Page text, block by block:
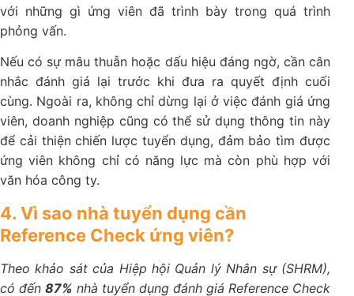
với những gì ứng viên đã trình bày trong quá trình
phỏng vấn.
Nếu có sự mâu thuẫn hoặc dấu hiệu đáng ngờ, cần cân
nhắc đánh giá lại trước khi đưa ra quyết định cuối
cùng. Ngoài ra, không chỉ dừng lại ở việc đánh giá ứng
viên, doanh nghiệp cũng có thể sử dụng thông tin này
để cải thiện chiến lược tuyển dụng, đảm bảo tìm được
ứng viên không chỉ có năng lực mà còn phù hợp với
văn hóa công ty.
4. Vì sao nhà tuyển dụng cần
Reference Check ứng viên?
Theo khảo sát của Hiệp hội Quản lý Nhân sự (SHRM),
có đến 87% nhà tuyển dụng đánh giá Reference Check